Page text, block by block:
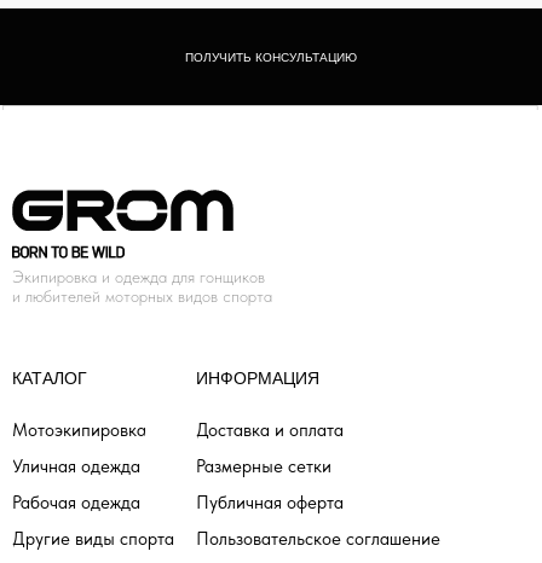
ПОЛУЧИТЬ КОНСУЛЬТАЦИЮ
КАТАЛОГ
Мотоэкипировка
Уличная одежда
Рабочая одежда
ИНФОРМАЦИЯ
Доставка и оплата
Размерные сетки
Публичная оферта
Пользовательское соглашение
Экипировка и одежда для гонщиков
и любителей моторных видов спорта
Другие виды спорта